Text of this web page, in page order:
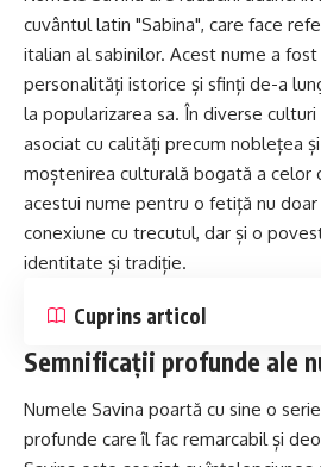
cuvântul latin "Sabina", care face
italian al sabinilor. Acest nume a
personalități istorice și sfinți de-a
la popularizarea sa. În diverse
asociat cu calități precum noblețea
moștenirea culturală bogată a celor
acestui nume pentru o fetiță nu doar
conexiune cu trecutul, dar și o
identitate și tradiție.
Cuprins articol
Semnificații profunde ale
Numele Savina poartă cu sine o
profunde care îl fac remarcabil și